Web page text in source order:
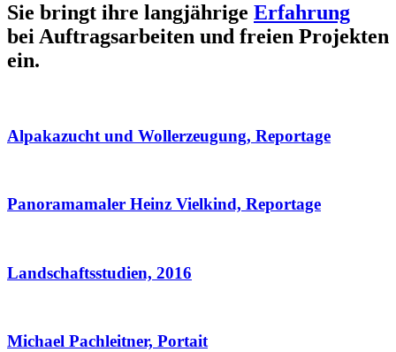
Sie bringt ihre langjährige Erfahrung
bei Auftragsarbeiten und freien Projekten
ein.
Alpakazucht und Wollerzeugung, Reportage
Panoramamaler Heinz Vielkind, Reportage
Landschaftsstudien, 2016
Michael Pachleitner, Portait